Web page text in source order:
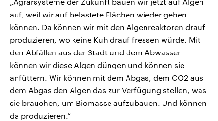
„Agrarsysteme der Zukunft bauen wir jetzt auf Algen
auf, weil wir auf belastete Flächen wieder gehen
können. Da können wir mit den Algenreaktoren drauf
produzieren, wo keine Kuh drauf fressen würde. Mit
den Abfällen aus der Stadt und dem Abwasser
können wir diese Algen düngen und können sie
anfüttern. Wir können mit dem Abgas, dem CO2 aus
dem Abgas den Algen das zur Verfügung stellen, was
sie brauchen, um Biomasse aufzubauen. Und können
da produzieren.“